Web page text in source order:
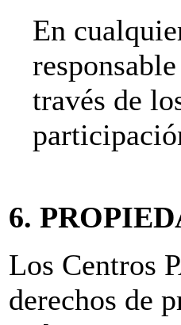
En
través de
6.
Los Centros
derechos de